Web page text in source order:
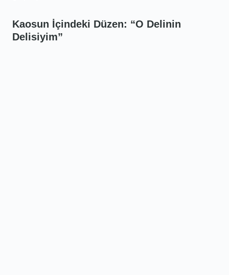
Kaosun İçindeki Düzen: “O Delinin
Delisiyim”